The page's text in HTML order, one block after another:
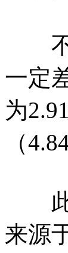
不
一定
为
（
此
来源